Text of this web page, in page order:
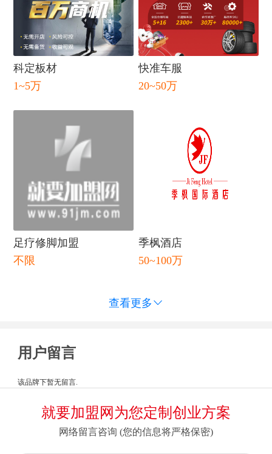
科定板材
1~5万
快准车服
20~50万
足疗修脚加盟
不限
季枫酒店
50~100万
查看更多 
用户留言
该品牌下暂无留言.
就要加盟网为您定制创业方案
网络留言咨询 (您的信息将严格保密)